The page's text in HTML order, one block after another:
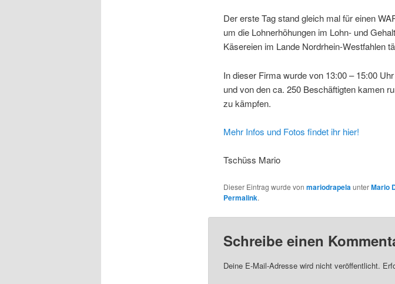
Der erste Tag stand gleich mal für einen
um die Lohnerhöhungen im Lohn- und
Käsereien im Lande Nordrhein-Westfahlen
In dieser Firma wurde von 13:00 – 15:00
und von den ca. 250 Beschäftigten kamen
zu kämpfen.
Mehr Infos und Fotos findet ihr hier!
Tschüss Mario
Dieser Eintrag wurde von mariodrapelaunterMario
Permalink.
Schreibe einen
Deine E-Mail-Adresse wird nicht veröffentlicht.